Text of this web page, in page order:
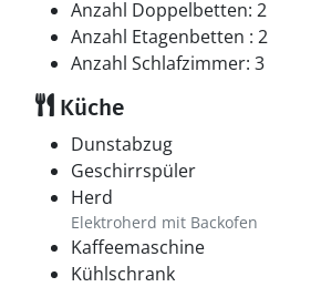
Anzahl Doppelbetten: 2
Anzahl Etagenbetten : 2
Anzahl Schlafzimmer: 3
Küche
Dunstabzug
Geschirrspüler
Herd
Elektroherd mit Backofen
Kaffeemaschine
Kühlschrank